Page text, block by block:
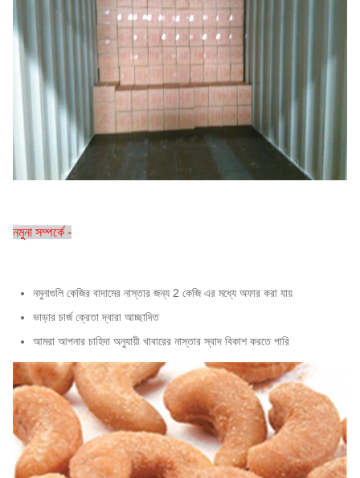
নমুনা সম্পর্কে -
নমুনাগুলি কেজির বাদামের নাস্তার জন্য 2 কেজি এর মধ্যে অফার করা যায়
ভাড়ার চার্জ ক্রেতা দ্বারা আচ্ছাদিত
আমরা আপনার চাহিদা অনুযায়ী খাবারের নাস্তার স্বাদ বিকাশ করতে পারি